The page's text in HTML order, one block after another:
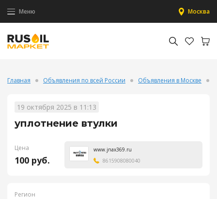
Меню Москва
Главная Объявления по всей России Объявления в Москве
19 октября 2025 в 11:13
уплотнение втулки
Цена
100 руб.
www.jnax369.ru
8615908080040
Регион